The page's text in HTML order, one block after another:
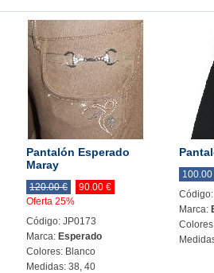
Pantalón Esperado
Maray
120.00 €
90.00 €
Oferta 25%
Código: JP0173
Marca: Esperado
Colores: Blanco
Medidas: 38, 40
100.00
Marca: